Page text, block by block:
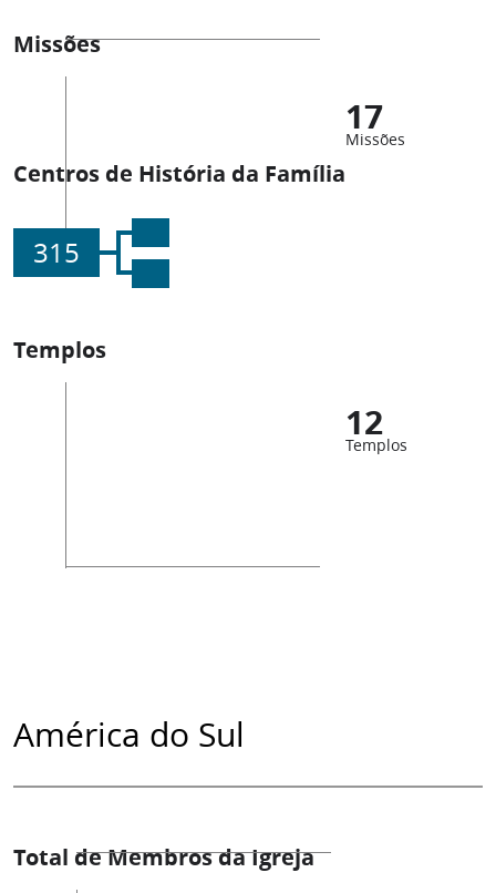
Missões
17
Missões
Centros de História da Família
315
Templos
12
Templos
América do Sul
Total de Membros da Igreja